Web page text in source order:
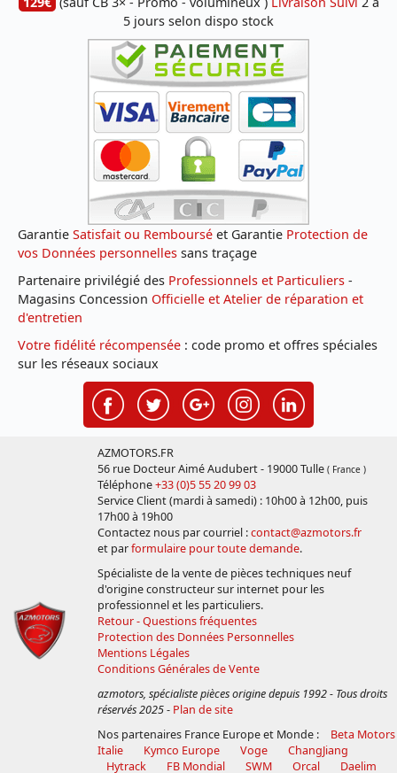
5 jours selon dispo stock
Garantie Satisfait ou Remboursé et Garantie Protection de
vos Données personnelles sans traçage
Partenaire privilégié des Professionnels et Particuliers -
Magasins Concession Officielle et Atelier de réparation et
d'entretien
Votre fidélité récompensée : code promo et offres spéciales
sur les réseaux sociaux
AZMOTORS.FR
56 rue Docteur Aimé Audubert - 19000 Tulle ( France )
Téléphone+33 (0)5 55 20 99 03
Service Client (mardi à samedi) : 10h00 à 12h00, puis
17h00 à 19h00
Contactez nous par courriel :contact@azmotors.fr
et parformulaire pour toute demande.
Spécialiste de la vente de pièces techniques neuf
d'origine constructeur sur internet pour les
professionnel et les particuliers.
Retour - Questions fréquentes
Protection des Données Personnelles
Mentions Légales
Conditions Générales de Vente
azmotors, spécialiste pièces origine depuis 1992 - Tous droits
réservés 2025- Plan de site
Nos partenaires France Europe et Monde :
Beta Motors
Italie
Kymco Europe Voge
ChangJiang
Hytrack
FB Mondial SWM Orcal Daelim